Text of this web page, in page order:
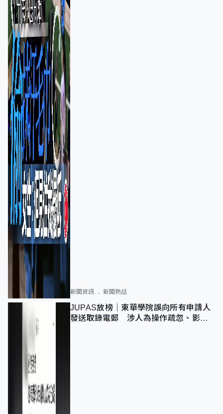
新聞資訊 新聞熱話
JUPAS放榜｜東華學院誤向所有申請人
發送取錄電郵 涉人為操作疏忽、影響